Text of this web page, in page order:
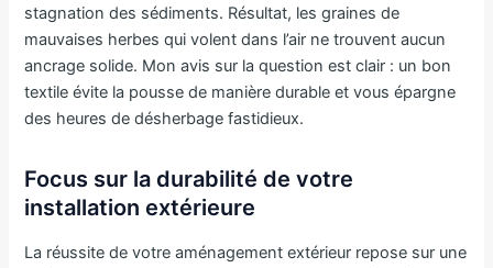
stagnation des sédiments. Résultat, les graines de
mauvaises herbes qui volent dans l’air ne trouvent aucun
ancrage solide. Mon avis sur la question est clair : un bon
textile évite la pousse de manière durable et vous épargne
des heures de désherbage fastidieux.
Focus sur la durabilité de votre
installation extérieure
La réussite de votre aménagement extérieur repose sur une